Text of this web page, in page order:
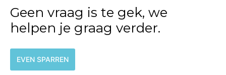
Geen vraag is te gek, we
helpen je graag verder.
EVEN SPARREN